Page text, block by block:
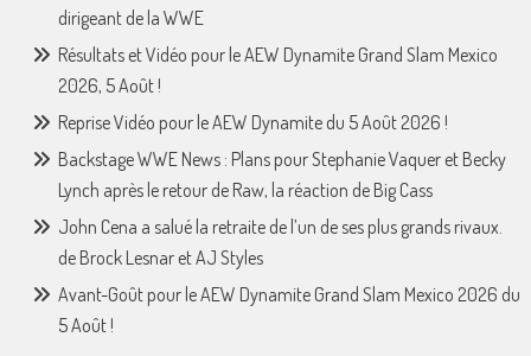
dirigeant de la WWE
Résultats et Vidéo pour le AEW Dynamite Grand Slam Mexico
2026, 5 Août !
Reprise Vidéo pour le AEW Dynamite du 5 Août 2026 !
Backstage WWE News : Plans pour Stephanie Vaquer et Becky
Lynch après le retour de Raw, la réaction de Big Cass
John Cena a salué la retraite de l’un de ses plus grands rivaux.
de Brock Lesnar et AJ Styles
Avant-Goût pour le AEW Dynamite Grand Slam Mexico 2026 du
5 Août !